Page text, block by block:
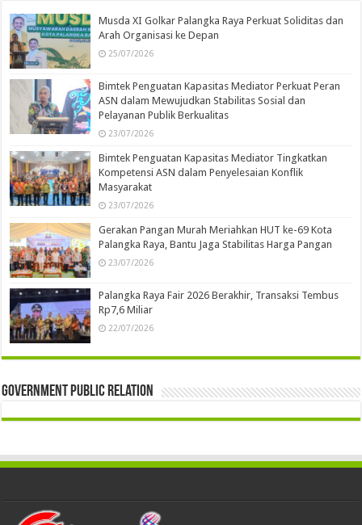
Musda XI Golkar Palangka Raya Perkuat Soliditas dan
Arah Organisasi ke Depan
25/07/2026
Bimtek Penguatan Kapasitas Mediator Perkuat Peran
ASN dalam Mewujudkan Stabilitas Sosial dan
Pelayanan Publik Berkualitas
23/07/2026
Bimtek Penguatan Kapasitas Mediator Tingkatkan
Kompetensi ASN dalam Penyelesaian Konflik
Masyarakat
23/07/2026
Gerakan Pangan Murah Meriahkan HUT ke-69 Kota
Palangka Raya, Bantu Jaga Stabilitas Harga Pangan
23/07/2026
Palangka Raya Fair 2026 Berakhir, Transaksi Tembus
Rp7,6 Miliar
22/07/2026
Government Public Relation